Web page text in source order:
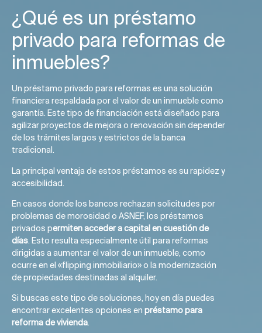
¿Qué es un préstamo
privado para reformas de
inmuebles?
Un préstamo privado para reformas es una solución
financiera respaldada por el valor de un inmueble como
garantía. Este tipo de financiación está diseñado para
agilizar proyectos de mejora o renovación sin depender
de los trámites largos y estrictos de la banca
tradicional.
La principal ventaja de estos préstamos es su rapidez y
accesibilidad.
En casos donde los bancos rechazan solicitudes por
problemas de morosidad o ASNEF, los préstamos
privados permiten acceder a capital en cuestión de
días. Esto resulta especialmente útil para reformas
dirigidas a aumentar el valor de un inmueble, como
ocurre en el «flipping inmobiliario» o la modernización
de propiedades destinadas al alquiler.
Si buscas este tipo de soluciones, hoy en día puedes
encontrar excelentes opciones en préstamo para
reforma de vivienda.